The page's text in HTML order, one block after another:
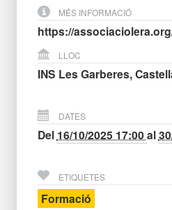
MÉS INFORMACIÓ
https://
LLOC
INS Les Garberes,
DATES
Del 16/10/2025 17:00al
ETIQUETES
Formació